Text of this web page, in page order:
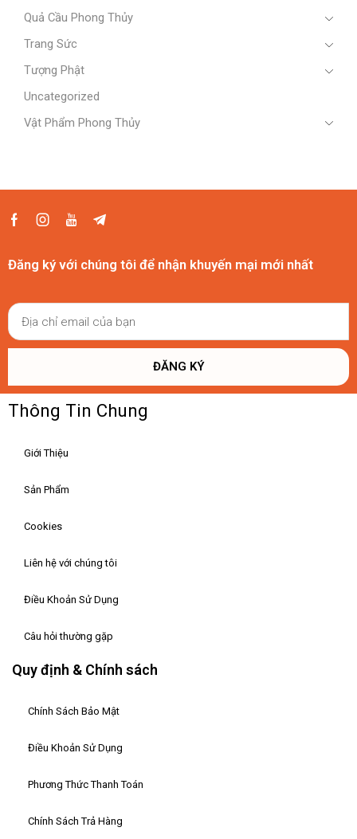
Quả Cầu Phong Thủy
Trang Sức
Tượng Phật
Uncategorized
Vật Phẩm Phong Thủy
Đăng ký với chúng tôi để nhận khuyến mại mới nhất
ĐĂNG KÝ
Thông Tin Chung
Giới Thiệu
Sản Phẩm
Cookies
Liên hệ với chúng tôi
Điều Khoản Sử Dụng
Câu hỏi thường gặp
Quy định & Chính sách
Chính Sách Bảo Mật
Điều Khoản Sử Dụng
Phương Thức Thanh Toán
Chính Sách Trả Hàng